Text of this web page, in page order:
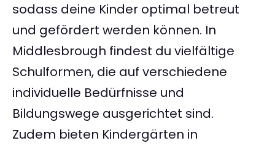
sodass deine Kinder optimal betreut
und gefördert werden können. In
Middlesbrough findest du vielfältige
Schulformen, die auf verschiedene
individuelle Bedürfnisse und
Bildungswege ausgerichtet sind.
Zudem bieten Kindergärten in